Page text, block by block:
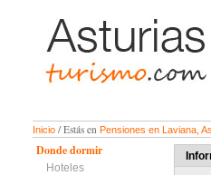
Inicio / Estás en Pensiones en Laviana,
Donde dormir
Hoteles